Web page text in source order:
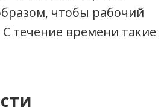
чтобы рабочий
С течение времени такие